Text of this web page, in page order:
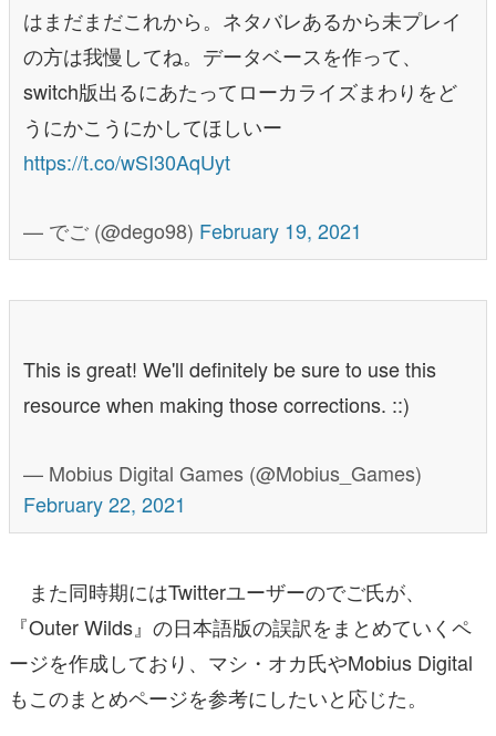
はまだまだこれから。ネタバレあるから未プレイ
の方は我慢してね。データベースを作って、
switch版出るにあたってローカライズまわりをど
うにかこうにかしてほしいー
https://t.co/wSI30AqUyt
— でご (@dego98) February 19, 2021
This is great! We'll definitely be sure to use this
resource when making those corrections. ::)
— Mobius Digital Games (@Mobius_Games)
February 22, 2021
また同時期にはTwitterユーザーのでご氏が、
『Outer Wilds』の日本語版の誤訳をまとめていくペ
ージを作成しており、マシ・オカ氏やMobius Digital
もこのまとめページを参考にしたいと応じた。